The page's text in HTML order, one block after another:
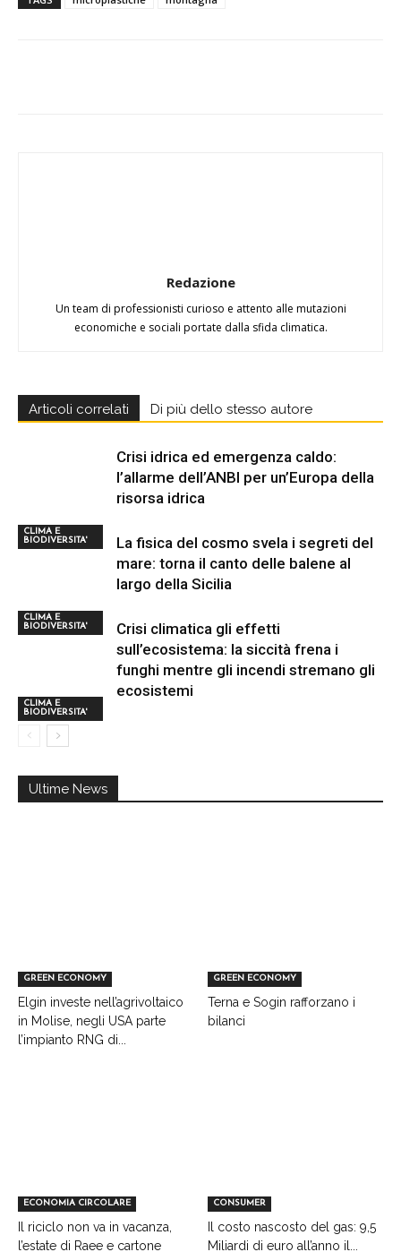
Redazione
Un team di professionisti curioso e attento alle mutazioni
economiche e sociali portate dalla sfida climatica.
Articoli correlati Di più dello stesso autore
CLIMA E
BIODIVERSITA'
Crisi idrica ed emergenza caldo:
l’allarme dell’ANBI per un’Europa della
risorsa idrica
CLIMA E
BIODIVERSITA'
La fisica del cosmo svela i segreti del
mare: torna il canto delle balene al
largo della Sicilia
CLIMA E
BIODIVERSITA'
Crisi climatica gli effetti
sull’ecosistema: la siccità frena i
funghi mentre gli incendi stremano gli
ecosistemi
Ultime News
GREEN ECONOMY
Elgin investe nell’agrivoltaico
in Molise, negli USA parte
l’impianto RNG di...
GREEN ECONOMY
Terna e Sogin rafforzano i
bilanci
ECONOMIA CIRCOLARE
Il riciclo non va in vacanza,
l’estate di Raee e cartone
CONSUMER
Il costo nascosto del gas: 9,5
Miliardi di euro all’anno il...